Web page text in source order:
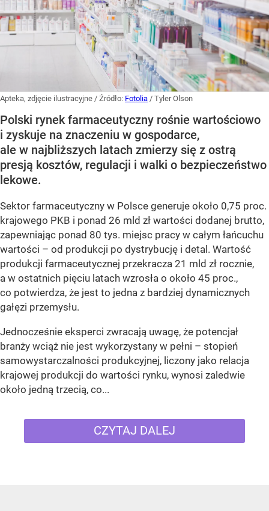
Apteka, zdjęcie ilustracyjne / Źródło: Fotolia / Tyler Olson
Polski rynek farmaceutyczny rośnie wartościowo
i zyskuje na znaczeniu w gospodarce,
ale w najbliższych latach zmierzy się z ostrą
presją kosztów, regulacji i walki o bezpieczeństwo
lekowe.
Sektor farmaceutyczny w Polsce generuje około 0,75 proc.
krajowego PKB i ponad 26 mld zł wartości dodanej brutto,
zapewniając ponad 80 tys. miejsc pracy w całym łańcuchu
wartości – od produkcji po dystrybucję i detal. Wartość
produkcji farmaceutycznej przekracza 21 mld zł rocznie,
a w ostatnich pięciu latach wzrosła o około 45 proc.,
co potwierdza, że jest to jedna z bardziej dynamicznych
gałęzi przemysłu.
Jednocześnie eksperci zwracają uwagę, że potencjał
branży wciąż nie jest wykorzystany w pełni – stopień
samowystarczalności produkcyjnej, liczony jako relacja
krajowej produkcji do wartości rynku, wynosi zaledwie
około jedną trzecią, co...
CZYTAJ DALEJ